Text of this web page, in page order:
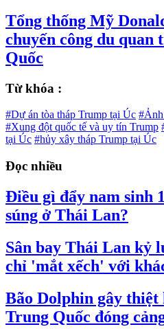
Tổng thống Mỹ
chuyến công du quan
Quốc
Từ khóa :
#Dự án tòa tháp Trump tại Úc
#Xung đột quốc tế và uy tín Trump
tại Úc #hủy xây tháp Trump tại Úc
Đọc nhiều
Điều gì đẩy nam sinh
súng ở Thái Lan?
Sân bay Thái Lan kỷ
chỉ 'mắt xếch' với
Bão Dolphin gây
Trung Quốc đóng